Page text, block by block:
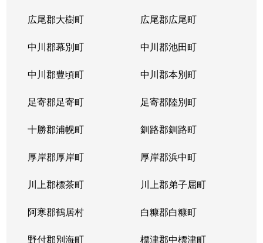
広尾郡大樹町 広尾郡広尾町
中川郡幕別町 中川郡池田町
中川郡豊頃町 中川郡本別町
足寄郡足寄町 足寄郡陸別町
十勝郡浦幌町 釧路郡釧路町
厚岸郡厚岸町 厚岸郡浜中町
川上郡標茶町 川上郡弟子屈町
阿寒郡鶴居村 白糠郡白糠町
野付郡別海町 標津郡中標津町